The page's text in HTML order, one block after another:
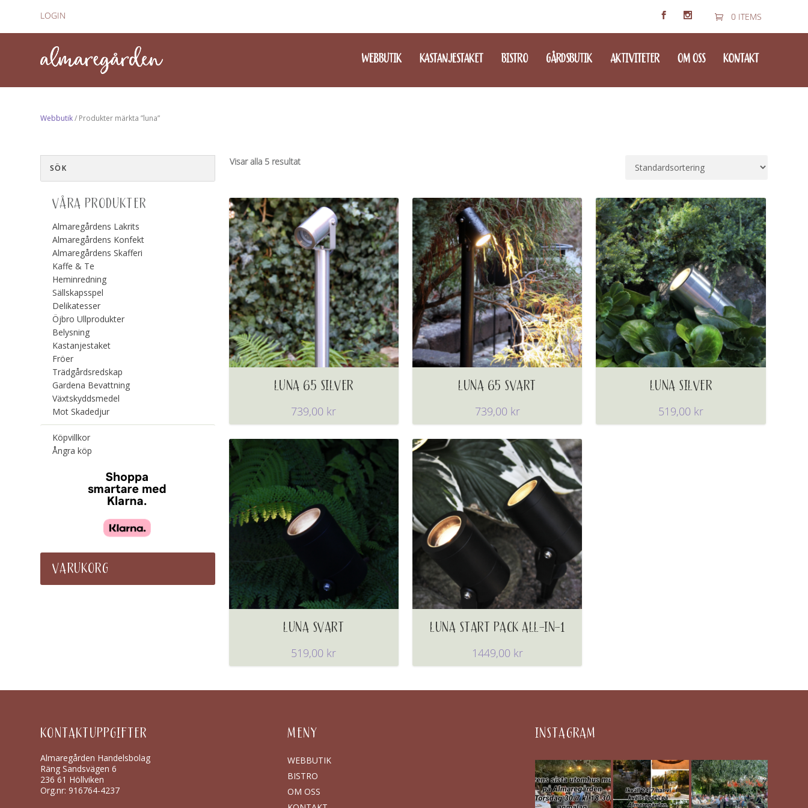
LOGIN 0 ITEMS
WEBBUTIK KASTANJESTAKET BISTRO GÅRDSBUTIK AKTIVITETER OM OSS KONTAKT
Webbutik/ Produkter märkta ”luna”
Visar alla 5 resultat
LUNA 65 SILVER
739,00 kr
LUNA 65 SVART
739,00 kr
LUNA SILVER
519,00 kr
LUNA SVART
519,00 kr
LUNA START PACK ALL-IN-1
1449,00 kr
VÅRA PRODUKTER
Almaregårdens Lakrits
Almaregårdens Konfekt
Almaregårdens Skafferi
Kaffe & Te
Heminredning
Sällskapsspel
Delikatesser
Öjbro Ullprodukter
Belysning
Kastanjestaket
Fröer
Trädgårdsredskap
Gardena Bevattning
Växtskyddsmedel
Mot Skadedjur
Köpvillkor
Ångra köp
VARUKORG
KONTAKTUPPGIFTER
Almaregården Handelsbolag
Räng Sandsvägen 6
236 61 Höllviken
Org.nr: 916764-4237
MENY
WEBBUTIK
BISTRO
OM OSS
INSTAGRAM